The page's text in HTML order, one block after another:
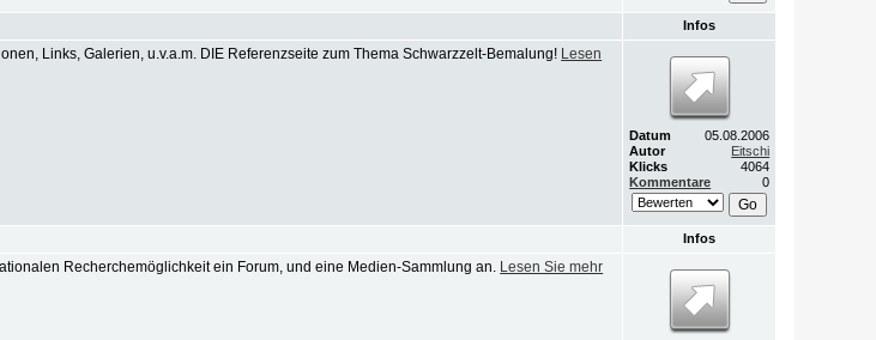
Infos
Links, Galerien, u.v.a.m. DIE Referenzseite zum Thema Schwarzzelt-Bemalung! Lesen
Datum
05.08.2006
Autor
Eitschi
Klicks
4064
Kommentare
0
Infos
Recherchemöglichkeit ein Forum, und eine Medien-Sammlung an. Lesen Sie mehr